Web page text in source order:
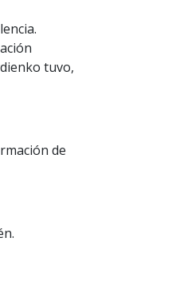
tuvo,
de